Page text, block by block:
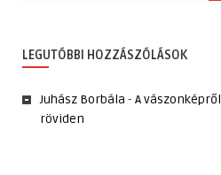
LEGUTÓBBI HOZZÁSZÓLÁSOK
Juhász Borbála - A vászonképről
röviden